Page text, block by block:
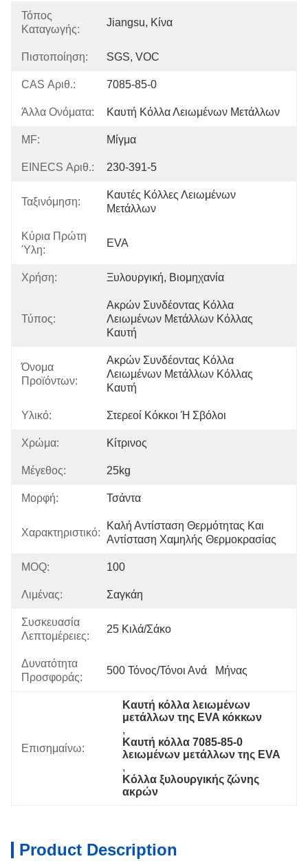
Τόπος
Καταγωγής:
Jiangsu, Κίνα
Πιστοποίηση: SGS, VOC
CAS Αριθ.: 7085-85-0
Άλλα Ονόματα: Καυτή Κόλλα Λειωμένων Μετάλλων
MF: Μίγμα
EINECS Αριθ.: 230-391-5
Ταξινόμηση:
Καυτές Κόλλες Λειωμένων
Μετάλλων
Κύρια Πρώτη
Ύλη:
EVA
Χρήση: Ξυλουργική, Βιομηχανία
Τύπος:
Ακρών Συνδέοντας Κόλλα
Λειωμένων Μετάλλων Κόλλας
Καυτή
Όνομα
Προϊόντων:
Ακρών Συνδέοντας Κόλλα
Λειωμένων Μετάλλων Κόλλας
Καυτή
Υλικό: Στερεοί Κόκκοι Ή Σβόλοι
Χρώμα: Κίτρινος
Μέγεθος: 25kg
Μορφή: Τσάντα
Χαρακτηριστικό:
Καλή Αντίσταση Θερμότητας Και
Αντίσταση Χαμηλής Θερμοκρασίας
MOQ: 100
Λιμένας: Σαγκάη
Συσκευασία
Λεπτομέρειες:
25 Κιλά/σάκο
Δυνατότητα
Προσφοράς:
500 Τόνος/τόνοι Ανά   Μήνας
Επισημαίνω:
Καυτή κόλλα λειωμένων
μετάλλων της EVA κόκκων
,
Καυτή κόλλα 7085-85-0
λειωμένων μετάλλων της EVA
,
Κόλλα ξυλουργικής ζώνης
ακρών
Product Description